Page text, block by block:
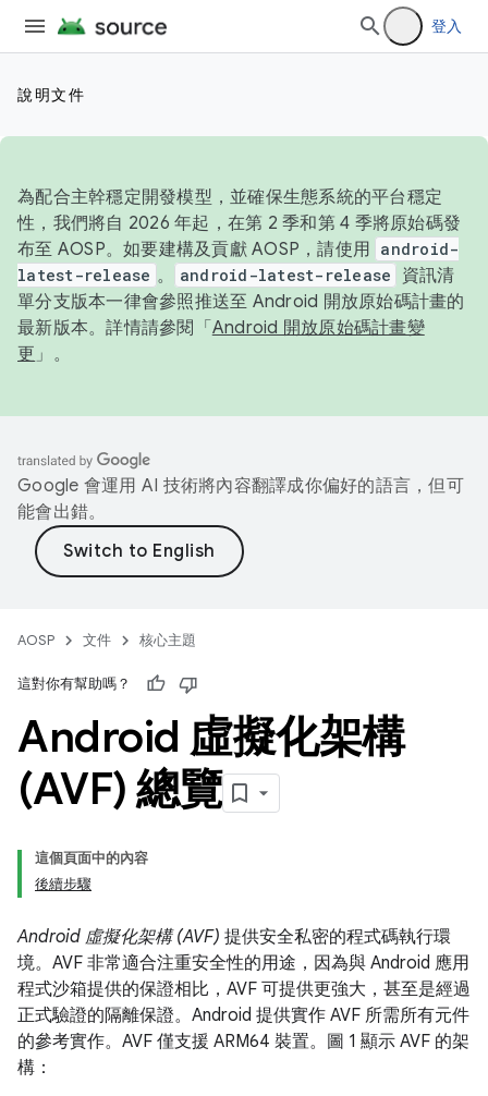
登入
說明文件
為配合主幹穩定開發模型，並確保生態系統的平台穩定
性，我們將自 2026 年起，在第 2 季和第 4 季將原始碼發
布至 AOSP。如要建構及貢獻 AOSP，請使用 android-
latest-release 。 android-latest-release
資訊清
單分支版本一律會參照推送至 Android 開放原始碼計畫的
最新版本。詳情請參閱「 Android 開放原始碼計畫變
更 」。
Google 會運用 AI 技術將內容翻譯成你偏好的語言，但可
能會出錯。
AOSP 文件 核心主題
這對你有幫助嗎？
Android 虛擬化架構
(AVF) 總覽
這個頁面中的內容
後續步驟
Android 虛擬化架構 (AVF) 提供安全私密的程式碼執行環
境。AVF 非常適合注重安全性的用途，因為與 Android 應用
程式沙箱提供的保證相比，AVF 可提供更強大，甚至是經過
正式驗證的隔離保證。Android 提供實作 AVF 所需所有元件
的參考實作。AVF 僅支援 ARM64 裝置。圖 1 顯示 AVF 的架
構：